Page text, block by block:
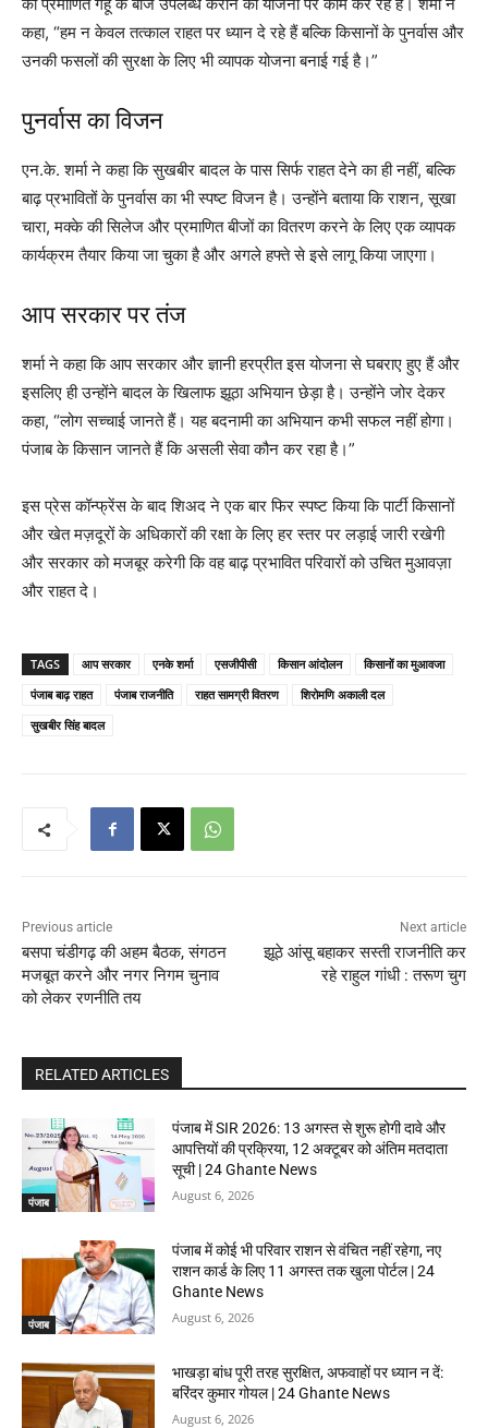
को प्रमाणित गेहूँ के बीज उपलब्ध कराने की योजना पर काम कर रहे हैं। शर्मा ने
कहा, “हम न केवल तत्काल राहत पर ध्यान दे रहे हैं बल्कि किसानों के पुनर्वास और
उनकी फसलों की सुरक्षा के लिए भी व्यापक योजना बनाई गई है।”
पुनर्वास का विजन
एन.के. शर्मा ने कहा कि सुखबीर बादल के पास सिर्फ राहत देने का ही नहीं, बल्कि
बाढ़ प्रभावितों के पुनर्वास का भी स्पष्ट विजन है। उन्होंने बताया कि राशन, सूखा
चारा, मक्के की सिलेज और प्रमाणित बीजों का वितरण करने के लिए एक व्यापक
कार्यक्रम तैयार किया जा चुका है और अगले हफ्ते से इसे लागू किया जाएगा।
आप सरकार पर तंज
शर्मा ने कहा कि आप सरकार और ज्ञानी हरप्रीत इस योजना से घबराए हुए हैं और
इसलिए ही उन्होंने बादल के खिलाफ झूठा अभियान छेड़ा है। उन्होंने जोर देकर
कहा, “लोग सच्चाई जानते हैं। यह बदनामी का अभियान कभी सफल नहीं होगा।
पंजाब के किसान जानते हैं कि असली सेवा कौन कर रहा है।”
इस प्रेस कॉन्फ्रेंस के बाद शिअद ने एक बार फिर स्पष्ट किया कि पार्टी किसानों
और खेत मज़दूरों के अधिकारों की रक्षा के लिए हर स्तर पर लड़ाई जारी रखेगी
और सरकार को मजबूर करेगी कि वह बाढ़ प्रभावित परिवारों को उचित मुआवज़ा
और राहत दे।
TAGS आप सरकार एनके शर्मा एसजीपीसी किसान आंदोलन
किसानों का मुआवजा
पंजाब बाढ़ राहत
पंजाब राजनीति राहत सामग्री वितरण
शिरोमणि अकाली दल
सुखबीर सिंह बादल
Previous article
बसपा चंडीगढ़ की अहम बैठक, संगठन
मजबूत करने और नगर निगम चुनाव
को लेकर रणनीति तय
Next article
झूठे आंसू बहाकर सस्ती राजनीति कर
रहे राहुल गांधी : तरूण चुग
RELATED ARTICLES
पंजाब
पंजाब में SIR 2026: 13 अगस्त से शुरू होगी दावे और
आपत्तियों की प्रक्रिया, 12 अक्टूबर को अंतिम मतदाता
सूची | 24 Ghante News
August 6, 2026
पंजाब
पंजाब में कोई भी परिवार राशन से वंचित नहीं रहेगा, नए
राशन कार्ड के लिए 11 अगस्त तक खुला पोर्टल | 24
Ghante News
August 6, 2026
भाखड़ा बांध पूरी तरह सुरक्षित, अफवाहों पर ध्यान न दें:
बरिंदर कुमार गोयल | 24 Ghante News
August 6, 2026